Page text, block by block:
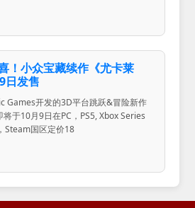
！小众宝藏续作《尤卡莱
日发售
Games开发的3D平台跳跃&冒险新作
将于10月9日在PC，PS5, Xbox Series
Steam国区定价18